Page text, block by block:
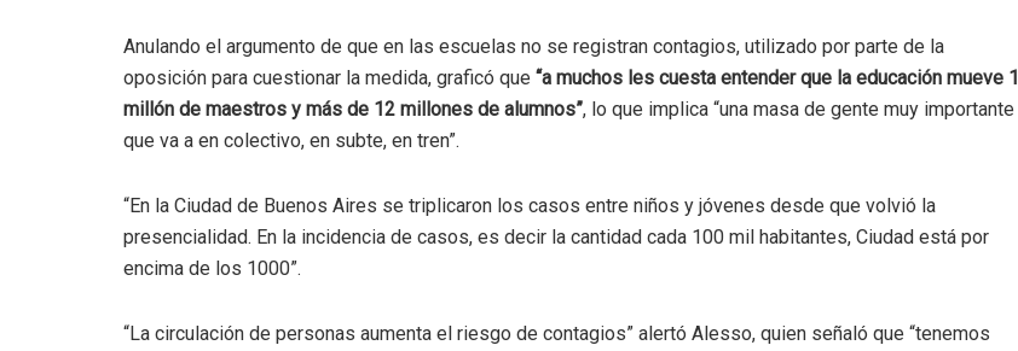
Anulando el argumento de que en las escuelas no se registran contagios, utilizado por parte de la
oposición para cuestionar la medida, graficó que “a muchos les cuesta entender que la educación mueve 1
millón de maestros y más de 12 millones de alumnos”, lo que implica “una masa de gente muy importante
que va a en colectivo, en subte, en tren”.
“En la Ciudad de Buenos Aires se triplicaron los casos entre niños y jóvenes desde que volvió la
presencialidad. En la incidencia de casos, es decir la cantidad cada 100 mil habitantes, Ciudad está por
encima de los 1000”.
“La circulación de personas aumenta el riesgo de contagios” alertó Alesso, quien señaló que “tenemos